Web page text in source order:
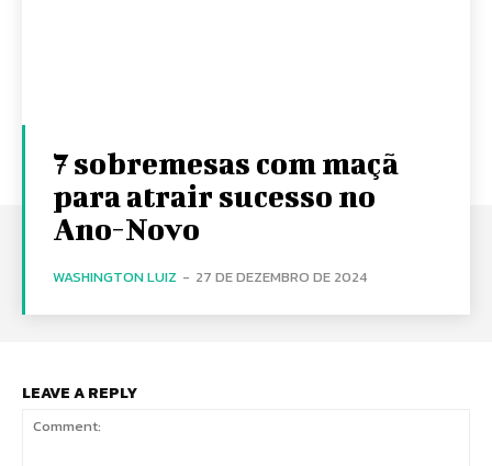
7 sobremesas com maçã
para atrair sucesso no
Ano-Novo
WASHINGTON LUIZ - 27 DE DEZEMBRO DE 2024
LEAVE A REPLY